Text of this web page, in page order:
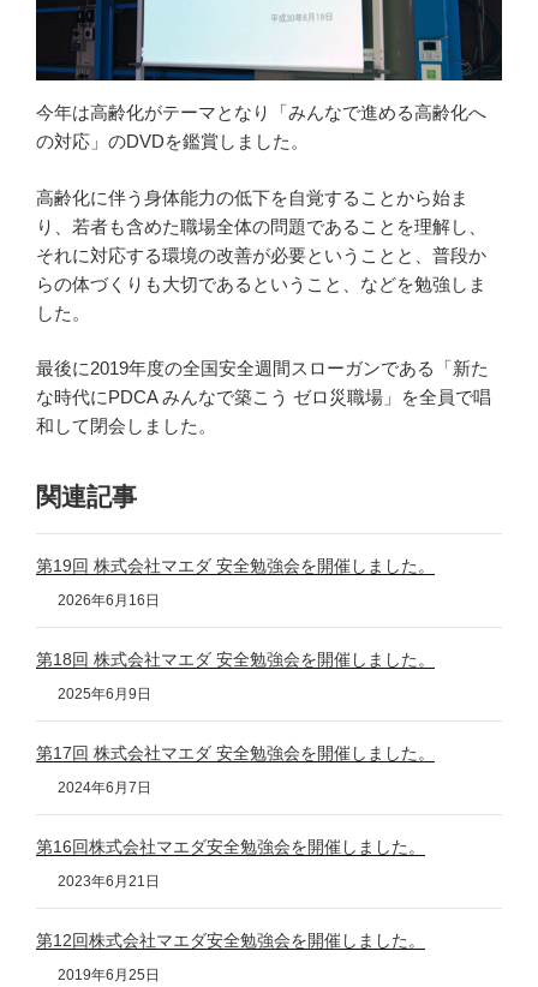
今年は高齢化がテーマとなり「みんなで進める高齢化へ
の対応」のDVDを鑑賞しました。
高齢化に伴う身体能力の低下を自覚することから始ま
り、若者も含めた職場全体の問題であることを理解し、
それに対応する環境の改善が必要ということと、普段か
らの体づくりも大切であるということ、などを勉強しま
した。
最後に2019年度の全国安全週間スローガンである「新た
な時代にPDCA みんなで築こう ゼロ災職場」を全員で唱
和して閉会しました。
関連記事
第19回 株式会社マエダ 安全勉強会を開催しました。
2026年6月16日
第18回 株式会社マエダ 安全勉強会を開催しました。
2025年6月9日
第17回 株式会社マエダ 安全勉強会を開催しました。
2024年6月7日
第16回株式会社マエダ安全勉強会を開催しました。
2023年6月21日
第12回株式会社マエダ安全勉強会を開催しました。
2019年6月25日